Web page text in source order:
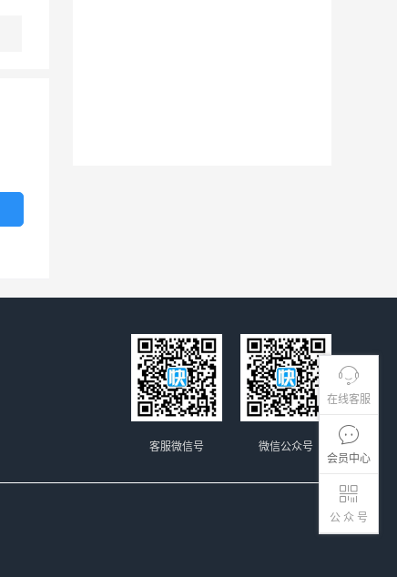
在线客服
会员中心
公 众 号
微信公众号
客服微信号